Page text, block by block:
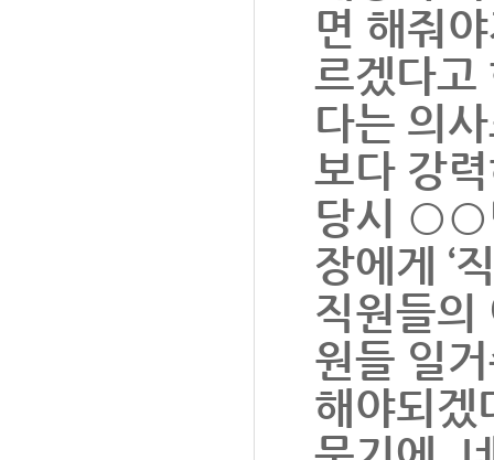
면 해줘
르겠다고
다는 의
보다 강
당시 ○○
장에게 ‘
직원들의
원들 일
해야되겠